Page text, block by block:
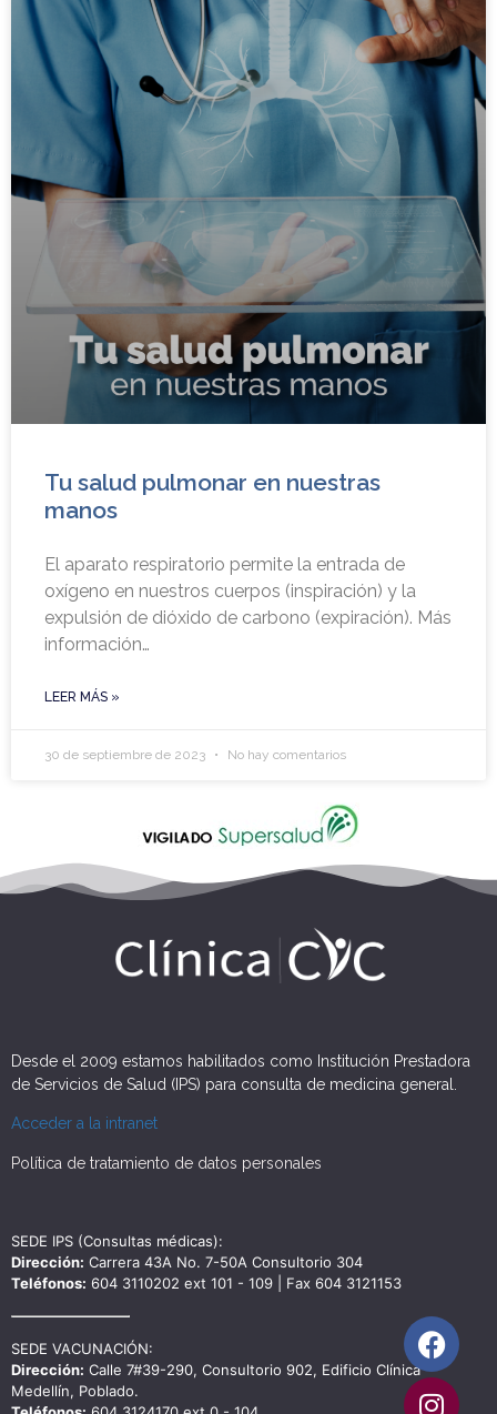
Tu salud pulmonar en nuestras
manos
El aparato respiratorio permite la entrada de
oxígeno en nuestros cuerpos (inspiración) y la
expulsión de dióxido de carbono (expiración). Más
información…
LEER MÁS »
30 de septiembre de 2023 No hay comentarios
Desde el 2009 estamos habilitados como Institución Prestadora
de Servicios de Salud (IPS) para consulta de medicina general.
Acceder a la intranet
Política de tratamiento de datos personales
SEDE IPS (Consultas médicas):
Dirección: Carrera 43A No. 7-50A Consultorio 304
Teléfonos: 604 3110202 ext 101 - 109 | Fax 604 3121153
SEDE VACUNACIÓN:
Dirección: Calle 7#39-290, Consultorio 902, Edificio Clínica
Medellín, Poblado.